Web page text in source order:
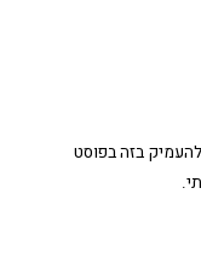
להעמיק בזה בפוסט